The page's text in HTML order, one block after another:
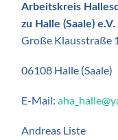
Arbeitskreis
zu Halle (Saale)
Große Klausstraße
06108 Halle (Saale)
E-Mail:
Andreas Liste